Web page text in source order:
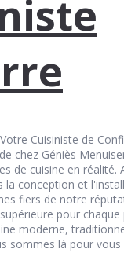
Cuisiniste de
chez Géniès
de cuisine en réalité.
la conception et
fiers de notre
pour
moderne,
sommes là pour vous